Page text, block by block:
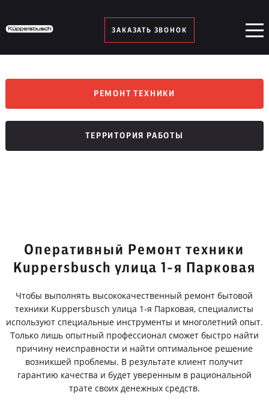
ЗАКАЗАТЬ ЗВОНОК
РЕМОНТ ТЕХНИКИ
ТЕРРИТОРИЯ РАБОТЫ
Оперативный Ремонт техники
Kuppersbusch улица 1-я Парковая
Чтобы выполнять высококачественный ремонт бытовой
техники Kuppersbusch улица 1-я Парковая, специалисты
используют специальные инструменты и многолетний опыт.
Только лишь опытный профессионал сможет быстро найти
причину неисправности и найти оптимальное решение
возникшей проблемы. В результате клиент получит
гарантию качества и будет уверенным в рациональной
трате своих денежных средств.